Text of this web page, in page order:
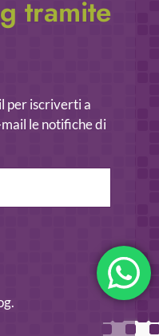
tramite
per iscriverti a
le notifiche di